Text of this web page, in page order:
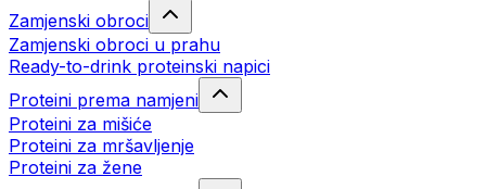
Zamjenski obroci
Zamjenski obroci u prahu
Ready-to-drink proteinski napici
Proteini prema namjeni
Proteini za mišiće
Proteini za mršavljenje
Proteini za žene